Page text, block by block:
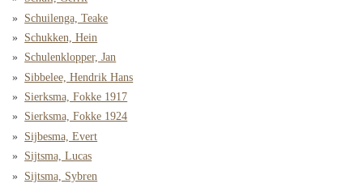
Schuilenga, Teake
Schukken, Hein
Schulenklopper, Jan
Sibbelee, Hendrik Hans
Sierksma, Fokke 1917
Sierksma, Fokke 1924
Sijbesma, Evert
Sijtsma, Lucas
Sijtsma, Sybren